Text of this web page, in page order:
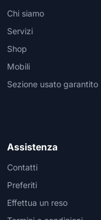
Chi siamo
Servizi
Shop
Mobili
Sezione usato garantito
Assistenza
Contatti
Preferiti
Effettua un reso